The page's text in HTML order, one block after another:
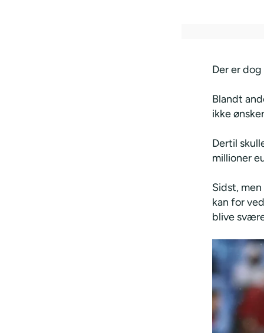
Der er
Blandt
ikke
Dertil
millioner
Sidst,
kan for
blive